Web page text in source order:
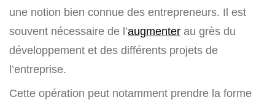
une notion bien connue des entrepreneurs. Il est
souvent nécessaire de l’augmenter au grès du
développement et des différents projets de
l’entreprise.
Cette opération peut notamment prendre la forme